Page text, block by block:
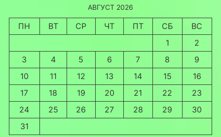
АВГУСТ 2026
ПН ВТ СР ЧТ ПТ СБ
ВС
1
2
3
4 5 6 7 8
9
10
11 12 13 14 15
16
17
18 19 20 21 22
23
24
25 26 27 28 29
30
31